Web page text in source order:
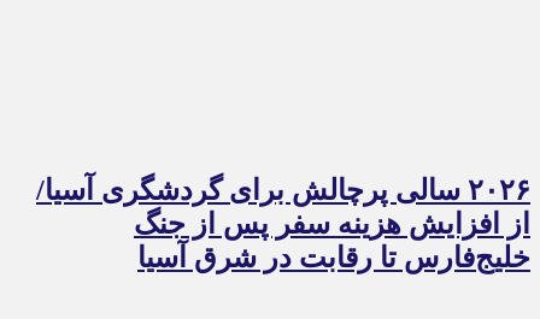
۲۰۲۶ سالی پرچالش برای گردشگری آسیا/
از افزایش هزینه سفر پس از جنگ
خلیج‌فارس تا رقابت در شرق آسیا